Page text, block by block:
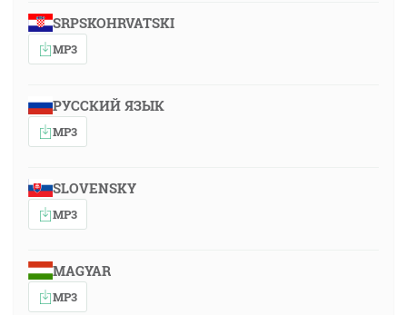
SRPSKOHRVATSKI
MP3
РУССКИЙ ЯЗЫК
MP3
SLOVENSKY
MP3
MAGYAR
MP3